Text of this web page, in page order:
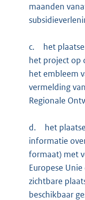
maanden
c.
het
het project op
het embleem
vermelding
Regionale
d.
het
informatie
formaat) met
Europese
zichtbare
beschikbaar